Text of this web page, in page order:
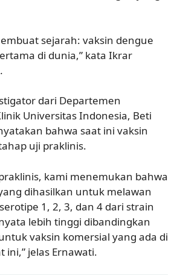
sejarah: vaksin dengue
di dunia,” kata Ikrar
dari Departemen
Universitas Indonesia, Beti
bahwa saat ini vaksin
uji praklinis.
kami menemukan bahwa
dihasilkan untuk melawan
1, 2, 3, dan 4 dari strain
lebih tinggi dibandingkan
vaksin komersial yang ada di
ini,” jelas Ernawati.